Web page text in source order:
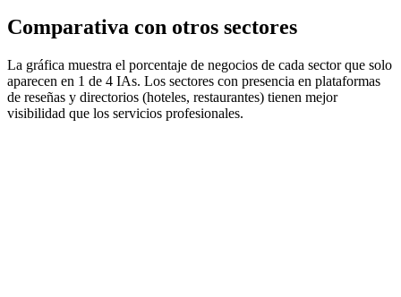
Comparativa con otros sectores
La gráfica muestra el porcentaje de negocios de cada sector que solo
aparecen en 1 de 4 IAs. Los sectores con presencia en plataformas
de reseñas y directorios (hoteles, restaurantes) tienen mejor
visibilidad que los servicios profesionales.